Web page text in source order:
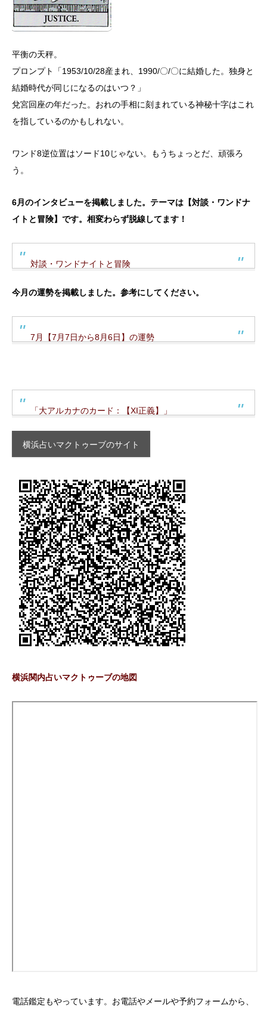
平衡の天秤。
プロンプト「1953/10/28産まれ、1990/〇/〇に結婚した。独身と
結婚時代が同じになるのはいつ？」
兌宮回座の年だった。おれの手相に刻まれている神秘十字はこれ
を指しているのかもしれない。
ワンド8逆位置はソード10じゃない。もうちょっとだ、頑張ろ
う。
6月のインタビューを掲載しました。テーマは【対談・ワンドナ
イトと冒険】です。相変わらず脱線してます！
対談・ワンドナイトと冒険
今月の運勢を掲載しました。参考にしてください。
7月【7月7日から8月6日】の運勢
「大アルカナのカード：【XI正義】」
横浜占いマクトゥーブのサイト
横浜関内占いマクトゥーブの地図
電話鑑定もやっています。お電話やメールや予約フォームから、